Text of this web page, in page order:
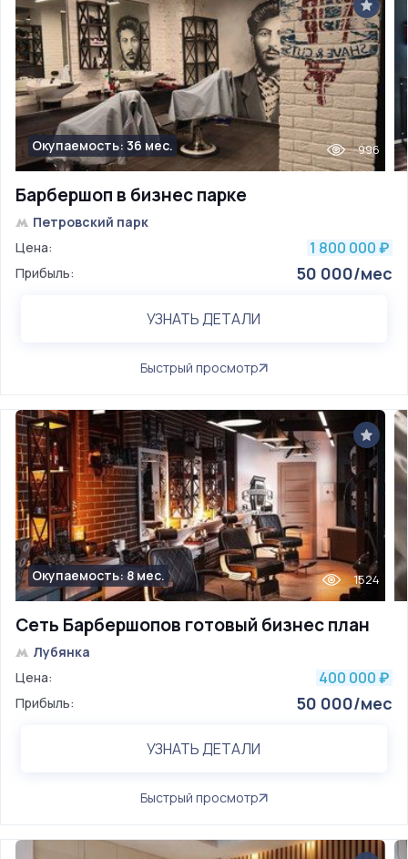
Барбершоп в бизнес парке
Окупаемость: 36 мес. 996
Петровский парк
Цена:
1 800 000 ₽
Прибыль: 50 000/мес
УЗНАТЬ ДЕТАЛИ
Быстрый просмотр
Сеть Барбершопов готовый бизнес план
Окупаемость: 8 мес. 1524
Лубянка
Цена:
400 000 ₽
Прибыль: 50 000/мес
УЗНАТЬ ДЕТАЛИ
Быстрый просмотр